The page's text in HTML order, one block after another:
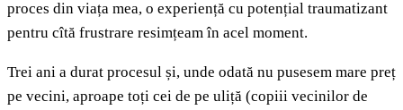
proces din viața mea, o experiență cu potențial traumatizant
pentru cîtă frustrare resimțeam în acel moment.
Trei ani a durat procesul și, unde odată nu pusesem mare preț
pe vecini, aproape toți cei de pe uliță (copiii vecinilor de